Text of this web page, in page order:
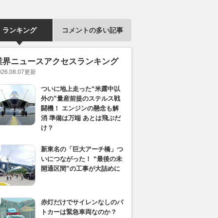
ランキング コメントの多い記事
界ニュースアクセスランキング
更新
ついに地上走った“米露中以
外の”量産前提のステルス戦
闘機！ エンジンの懸念も解
消 準備は万端 あとは飛ぶだ
け？
新東名の「巨大アーチ橋」つ
いにつながった！ “最後の未
開通区間”の工事が大詰めに
赤灯だけでサイレンなしのパ
トカーは緊急車両なのか？